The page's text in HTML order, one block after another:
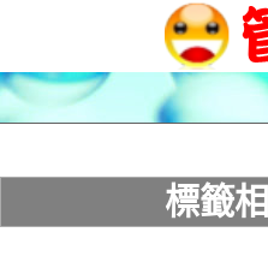
標籤